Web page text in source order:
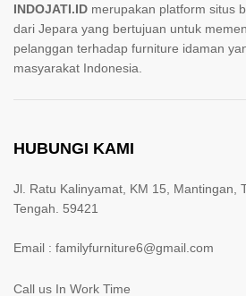
INDOJATI.ID merupakan platform situs
dari Jepara yang bertujuan untuk
pelanggan terhadap furniture idaman
masyarakat Indonesia.
HUBUNGI KAMI
Jl. Ratu Kalinyamat, KM 15, Mantingan,
Tengah. 59421
Email : familyfurniture6@gmail.com
Call us In Work Time